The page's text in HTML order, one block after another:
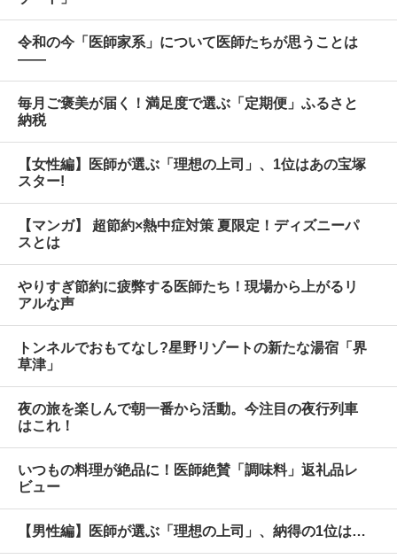
令和の今「医師家系」について医師たちが思うことは
――
毎月ご褒美が届く！満足度で選ぶ「定期便」ふるさと
納税
【女性編】医師が選ぶ「理想の上司」、1位はあの宝塚
スター!
【マンガ】 超節約×熱中症対策 夏限定！ディズニーパ
スとは
やりすぎ節約に疲弊する医師たち！現場から上がるリ
アルな声
トンネルでおもてなし?星野リゾートの新たな湯宿「界
草津」
夜の旅を楽しんで朝一番から活動。今注目の夜行列車
はこれ！
いつもの料理が絶品に！医師絶賛「調味料」返礼品レ
ビュー
【男性編】医師が選ぶ「理想の上司」、納得の1位は…